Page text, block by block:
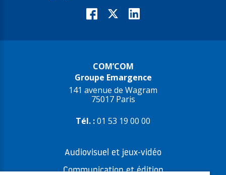
COM’COM
Groupe Emargence
141 avenue de Wagram
75017 Paris
Tél. :01 53 19 00 00
Audiovisuel et jeux-vidéo
Communication et édition